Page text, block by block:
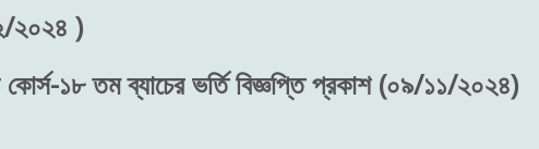
২০২৪ )
কোর্স-১৮ তম ব্যাচের ভর্তি বিজ্ঞপ্তি প্রকাশ (০৯/১১/২০২৪)